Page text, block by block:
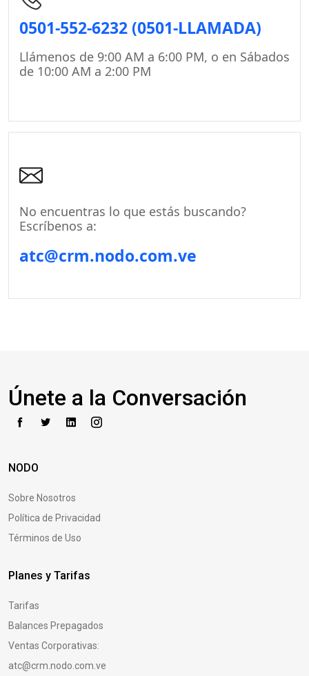
0501‑552‑6232 (0501‑LLAMADA)
Llámenos de 9:00 AM a 6:00 PM, o en Sábados
de 10:00 AM a 2:00 PM
No encuentras lo que estás buscando?
Escríbenos a:
atc@crm.nodo.com.ve
Únete a la Conversación
NODO
Sobre Nosotros
Política de Privacidad
Términos de Uso
Planes y Tarifas
Tarifas
Balances Prepagados
Ventas Corporativas:
atc@crm.nodo.com.ve